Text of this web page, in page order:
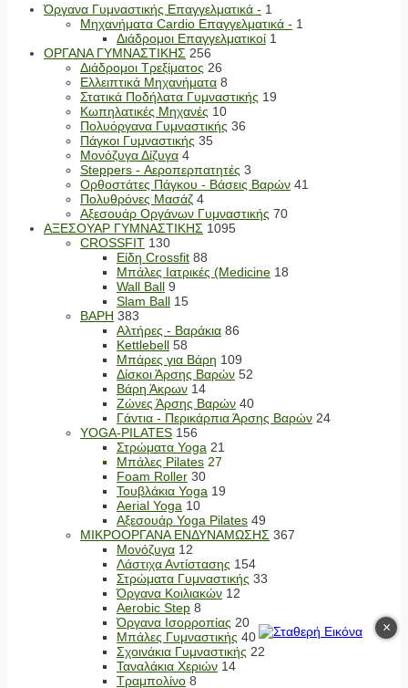
Όργανα Γυμναστικής Επαγγελματικά - 1
Μηχανήματα Cardio Επαγγελματικά - 1
Διάδρομοι Επαγγελματικοί 1
ΟΡΓΑΝΑ ΓΥΜΝΑΣΤΙΚΗΣ 256
Διάδρομοι Τρεξίματος 26
Ελλειπτικά Μηχανήματα 8
Στατικά Ποδήλατα Γυμναστικής 19
Κωπηλατικές Μηχανές 10
Πολυόργανα Γυμναστικής 36
Πάγκοι Γυμναστικής 35
Μονόζυγα Δίζυγα 4
Steppers - Αεροπερπατητές 3
Ορθοστάτες Πάγκου - Βάσεις Βαρών 41
Πολυθρόνες Μασάζ 4
Αξεσουάρ Οργάνων Γυμναστικής 70
ΑΞΕΣΟΥΑΡ ΓΥΜΝΑΣΤΙΚΗΣ 1095
CROSSFIT 130
Είδη Crossfit 88
Μπάλες Ιατρικές (Medicine 18
Wall Ball 9
Slam Ball 15
ΒΑΡΗ 383
Αλτήρες - Βαράκια 86
Kettlebell 58
Μπάρες για Βάρη 109
Δίσκοι Άρσης Βαρών 52
Βάρη Άκρων 14
Ζώνες Άρσης Βαρών 40
Γάντια - Περικάρπια Άρσης Βαρών 24
YOGA-PILATES 156
Στρώματα Yoga 21
Μπάλες Pilates 27
Foam Roller 30
Τουβλάκια Yoga 19
Aerial Yoga 10
Αξεσουάρ Yoga Pilates 49
ΜΙΚΡΟΟΡΓΑΝΑ ΕΝΔΥΝΑΜΩΣΗΣ 367
Μονόζυγα 12
Λάστιχα Αντίστασης 154
Στρώματα Γυμναστικής 33
Όργανα Κοιλιακών 12
Aerobic Step 8
Όργανα Ισορροπίας 20
Μπάλες Γυμναστικής 40
Σχοινάκια Γυμναστικής 22
Ταναλάκια Χεριών 14
Τραμπολίνο 8
×